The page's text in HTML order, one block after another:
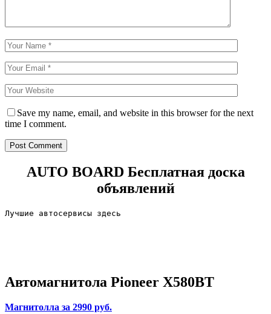
Save my name, email, and website in this browser for the next
time I comment.
AUTO BOARDБесплатная доска
объявлений
Лучшие автосервисы здесь
Автомагнитола Pioneer X580BT
Магнитолла за 2990 руб.